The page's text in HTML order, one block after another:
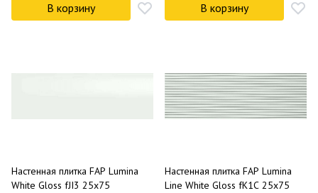
В корзину В корзину
Настенная плитка FAP Lumina
White Gloss fJI3 25x75
Настенная плитка FAP Lumina
Line White Gloss fK1C 25x75